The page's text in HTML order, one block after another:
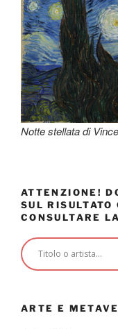
Notte stellata di
ATTENZIONE!
SUL RISULTATO
CONSULTARE
ARTE E